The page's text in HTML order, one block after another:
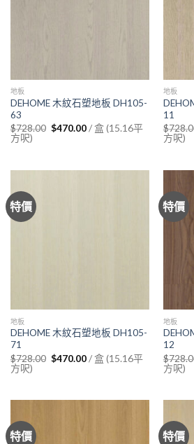
地板
DEHOME 木紋石塑地板 DH105-
63
$728.00 Original
price
$470.00Current
price
/ 盒 (15.16平
方呎)
地板
11
$
方呎)
特價
地板
DEHOME 木紋石塑地板 DH105-
71
$728.00 Original
price
$470.00Current
price
/ 盒 (15.16平
方呎)
特價
地板
12
$
方呎)
特價 特價